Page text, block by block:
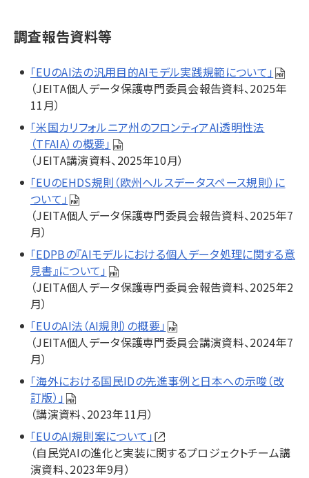
調査報告資料等
「EUのAI法の汎用目的AIモデル実践規範について」
（JEITA個人データ保護専門委員会報告資料、2025年
11月）
「米国カリフォルニア州のフロンティアAI透明性法
（TFAIA）の概要」
（JEITA講演資料、2025年10月）
「EUのEHDS規則（欧州ヘルスデータスペース規則）に
ついて」
（JEITA個人データ保護専門委員会報告資料、2025年7
月）
「EDPBの『AIモデルにおける個人データ処理に関する意
見書』について」
（JEITA個人データ保護専門委員会報告資料、2025年2
月）
「EUのAI法（AI規則）の概要」
（JEITA個人データ保護専門委員会講演資料、2024年7
月）
「海外における国民IDの先進事例と日本への示唆（改
訂版）」
（講演資料、2023年11月）
「EUのAI規則案について」
（自民党AIの進化と実装に関するプロジェクトチーム講
演資料、2023年9月）